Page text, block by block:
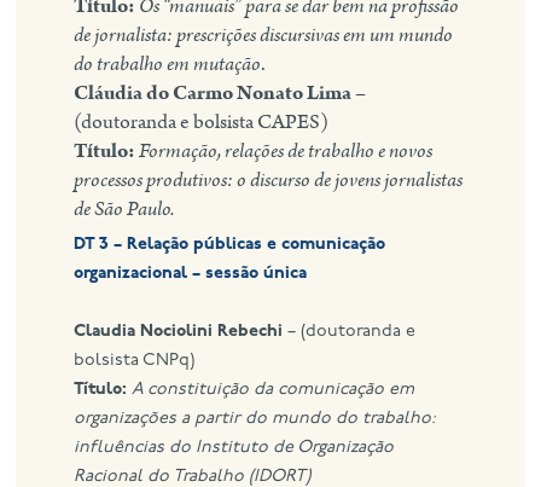
Título: Os “manuais” para se dar bem na profissão
de jornalista: prescrições discursivas em um mundo
do trabalho em mutação.
Cláudia do Carmo Nonato Lima –
(doutoranda e bolsista CAPES)
Título:Formação, relações de trabalho e novos
processos produtivos: o discurso de jovens jornalistas
de São Paulo.
DT 3 – Relação públicas e comunicação
organizacional – sessão única
Claudia Nociolini Rebechi – (doutoranda e
bolsista CNPq)
Título:A constituição da comunicação em
organizações a partir do mundo do trabalho:
influências do Instituto de Organização
Racional do Trabalho (IDORT)